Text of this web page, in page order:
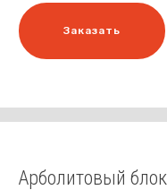
Заказать
Арболитовый блок